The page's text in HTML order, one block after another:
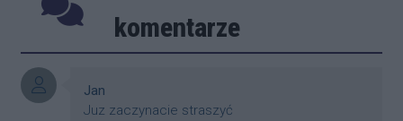
Rzeszowie.
komentarze
Autor komentarza:
Jan
Treść komentarza:
Juz zaczynacie straszyć